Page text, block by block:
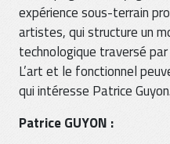
expérience sous-terrain
artistes, qui structure un
technologique traversé par
L’art et le fonctionnel
qui intéresse Patrice Guyon.
Patrice GUYON :